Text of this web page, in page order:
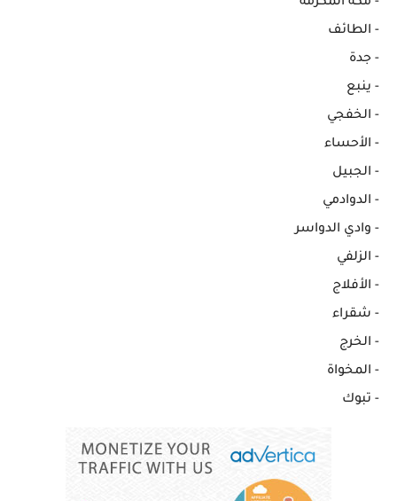
- الطائف
- جدة
- ينبع
- الخفجي
- الأحساء
- الجبيل
- الدوادمي
- وادي الدواسر
- الزلفي
- الأفلاج
- شقراء
- الخرج
- المخواة
- تبوك